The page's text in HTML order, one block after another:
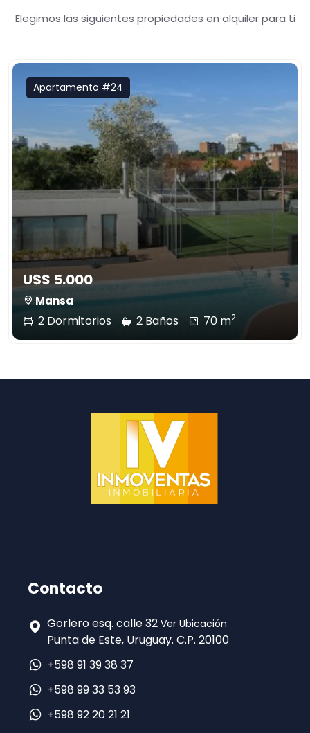
Elegimos las siguientes propiedades en alquiler para ti
Apartamento #24
U$S 5.000
Mansa
2 Dormitorios 2 Baños 70 m2
Contacto
Gorlero esq. calle 32 Ver Ubicación
Punta de Este, Uruguay. C.P. 20100
+598 91 39 38 37
+598 99 33 53 93
+598 92 20 21 21